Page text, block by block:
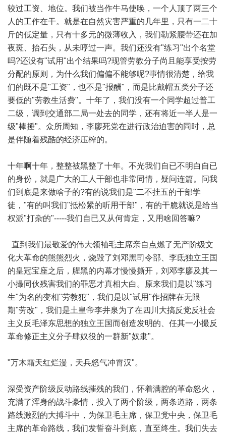
较过工资、地位。我们被当作牛马使唤，一个人顶了两三个
人的工作在干。就是在自然灾害严重的几年里，只有一二十
斤的低定量，只有十多元的微薄收入，我们勒紧腰带还在加
夜斑、抬石头，从未哼过一声。我们还没有"练习"出个名堂
吗?还没有"试用"出个结果吗?现管劳教分子尚且能享受按劳
分配的原则，为什么我们偏偏不能够呢?事情很清楚，给我
们的既不是"工资"，也不是"报酬"，而是比戴帽五类分子还
要低的"劳教生活费"。十年了，我们没有一个同学超过普工
二级，调到交通部二局一处去的同学，还有将近一半人是一
级"棒捶"。众所周知，李廖死党在进行政治迫害的同时，总
是伴随着残酷的经济压榨的。
十年啊十年，整整被黑整了十年。不光我们自已不明白自已
的身份，就是广大的工人干部也非常同情，疑问连篇。问我
们到底是来做啥子的?有的说我们是"二不挂五的干部学
徒，"有的叫我们"抵松紧的听用干部"，有的干脆就说是给当
权派"打杂的"-----我们自已又从何肯定，又用啥回答嘛?
直到我们最敬爱的伟大领袖毛主席亲自点燃了无产阶级文
化大革命的熊熊烈火，烧毁了刘邓黑司令部、李氐独立王国
的皇冠宝座之后，腥黑的内幕才慢慢撕开，刘邓李廖及其一
小撮同伙残害我们的罪恶才真相大白。原来我们是以"练习
生"为名的变相"劳教犯"，我们是以"试用"作招牌在无限
期"劳改"，我们是土皇帝李井泉为了在四川大搞反党反社会
主义反毛泽东思想的独立王国而创造发明的、任其一小撮反
革命修正主义分子肆奴役的一群新"奴隶"。
"万木霜天红烂漫，天兵怒气冲霄汉"。
深受资产阶级反动路线摧残的我们，怀着满腔的革命怒火，
充满了浑身的战斗豪情，投入了两个阶级，两条道路，两条
路线激烈的大搏斗中，为保卫毛主席，保卫党中央，保卫毛
主席的革命路线，我们发誓奋斗到底，直至终生。我们失去